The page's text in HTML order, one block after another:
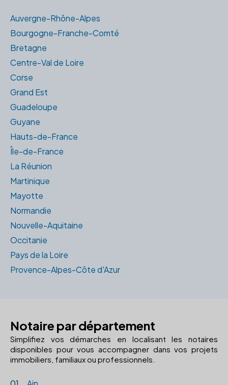
Auvergne-Rhône-Alpes
Bourgogne-Franche-Comté
Bretagne
Centre-Val de Loire
Corse
Grand Est
Guadeloupe
Guyane
Hauts-de-France
Île-de-France
La Réunion
Martinique
Mayotte
Normandie
Nouvelle-Aquitaine
Occitanie
Pays de la Loire
Provence-Alpes-Côte d'Azur
Notaire par département
Simplifiez vos démarches en localisant les notaires
disponibles pour vous accompagner dans vos projets
immobiliers, familiaux ou professionnels.